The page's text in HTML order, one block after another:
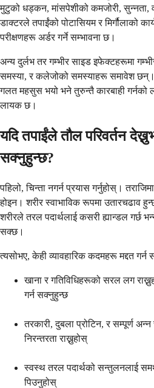
मुटुको धड्कन, मांसपेशीको कमजोरी, सुन्नता,
डाक्टरले तपाईंको पोटासियम र मिर्गौलाको
परीक्षणहरू अर्डर गर्ने सम्भावना छ।
अन्य दुर्लभ तर गम्भीर साइड इफेक्टहरूमा
समस्या, र कलेजोको समस्याहरू समावेश छन्।
गलत महसुस भयो भने तुरुन्तै कारबाही गर्नको
लायक छ।
यदि तपाईंले तौल परिवर्तन
सक्नुहुन्छ?
पहिलो, चिन्ता नगर्न प्रयास गर्नुहोस्।
होइन। शरीर स्वाभाविक रूपमा उतारचढाव
शरीरले तरल पदार्थलाई कसरी ह्यान्डल गर्छ
सक्छ।
त्यसोभए, केही व्यावहारिक कदमहरू मद्दत गर्न
खाना र गतिविधिहरूको सरल लग
गर्न सक्नुहुन्छ
तरकारी, दुबला प्रोटिन, र सम्पूर्ण
निरन्तरता राख्नुहोस्
स्वस्थ तरल पदार्थको सन्तुलनलाई
पिउनुहोस्